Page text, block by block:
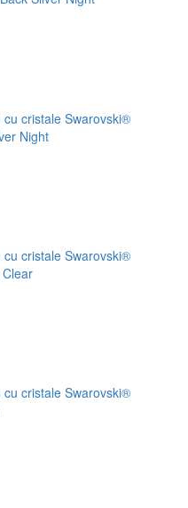
cristale Swarovski®
Night
cristale Swarovski®
cristale Swarovski®